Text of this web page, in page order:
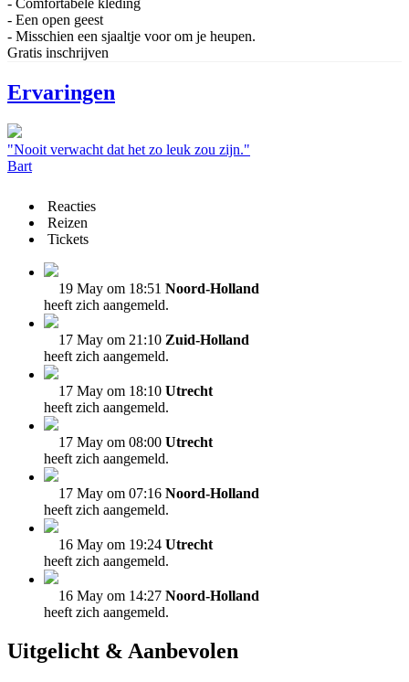
- Comfortabele kleding
- Een open geest
- Misschien een sjaaltje voor om je heupen.
Gratis inschrijven
Ervaringen
"Nooit verwacht dat het zo leuk zou zijn."
Bart
Reacties
Reizen
Tickets
19 May om 18:51 Noord-Holland
heeft zich aangemeld.
17 May om 21:10 Zuid-Holland
heeft zich aangemeld.
17 May om 18:10 Utrecht
heeft zich aangemeld.
17 May om 08:00 Utrecht
heeft zich aangemeld.
17 May om 07:16 Noord-Holland
heeft zich aangemeld.
16 May om 19:24 Utrecht
heeft zich aangemeld.
16 May om 14:27 Noord-Holland
heeft zich aangemeld.
Uitgelicht & Aanbevolen